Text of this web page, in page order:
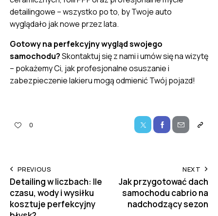
detailingowe – wszystko po to, by Twoje auto
wyglądało jak nowe przez lata.
Gotowy na perfekcyjny wygląd swojego
samochodu?Skontaktuj się z nami i umów się na wizytę
– pokażemy Ci, jak profesjonalne osuszanie i
zabezpieczenie lakieru mogą odmienić Twój pojazd!
0
PREVIOUS
Detailing w liczbach: Ile
czasu, wody i wysiłku
kosztuje perfekcyjny
NEXT
Jak przygotować dach
samochodu cabrio na
nadchodzący sezon